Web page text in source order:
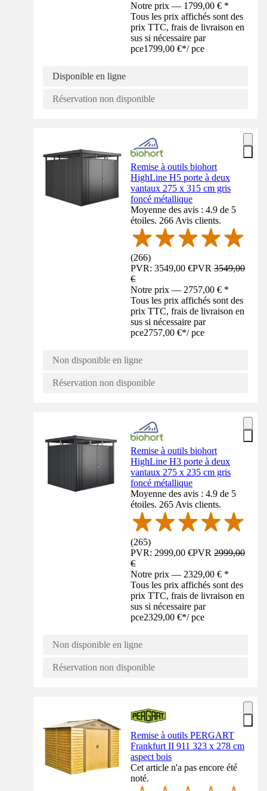
Notre prix — 1799,00 € *
Tous les prix affichés sont des
prix TTC, frais de livraison en
sus si nécessaire par
pce1799,00 €*/ pce
Disponible en ligne
Réservation non disponible
Remise à outils biohort
HighLine H5 porte à deux
vantaux 275 x 315 cm gris
foncé métallique
Moyenne des avis : 4.9 de 5
étoiles. 266 Avis clients.
(266)
PVR: 3549,00 €PVR3549,00
€
Notre prix — 2757,00 € *
Tous les prix affichés sont des
prix TTC, frais de livraison en
sus si nécessaire par
pce2757,00 €*/ pce
Non disponible en ligne
Réservation non disponible
Remise à outils biohort
HighLine H3 porte à deux
vantaux 275 x 235 cm gris
foncé métallique
Moyenne des avis : 4.9 de 5
étoiles. 265 Avis clients.
(265)
PVR: 2999,00 €PVR2999,00
€
Notre prix — 2329,00 € *
Tous les prix affichés sont des
prix TTC, frais de livraison en
sus si nécessaire par
pce2329,00 €*/ pce
Non disponible en ligne
Réservation non disponible
Remise à outils PERGART
Frankfurt II 911 323 x 278 cm
aspect bois
Cet article n'a pas encore été
noté.